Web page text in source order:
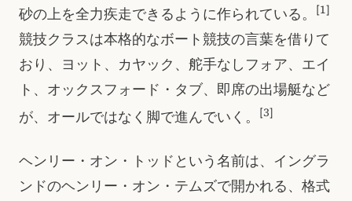
砂の上を全力疾走できるように作られている。
[1]
競技クラスは本格的なボート競技の言葉を借りて
おり、ヨット、カヤック、舵手なしフォア、エイ
ト、オックスフォード・タブ、即席の出場艇など
が、オールではなく脚で進んでいく。
[3]
ヘンリー・オン・トッドという名前は、イングラ
ンドのヘンリー・オン・テムズで開かれる、格式